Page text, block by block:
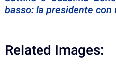
basso: la presidente con
Related Images: